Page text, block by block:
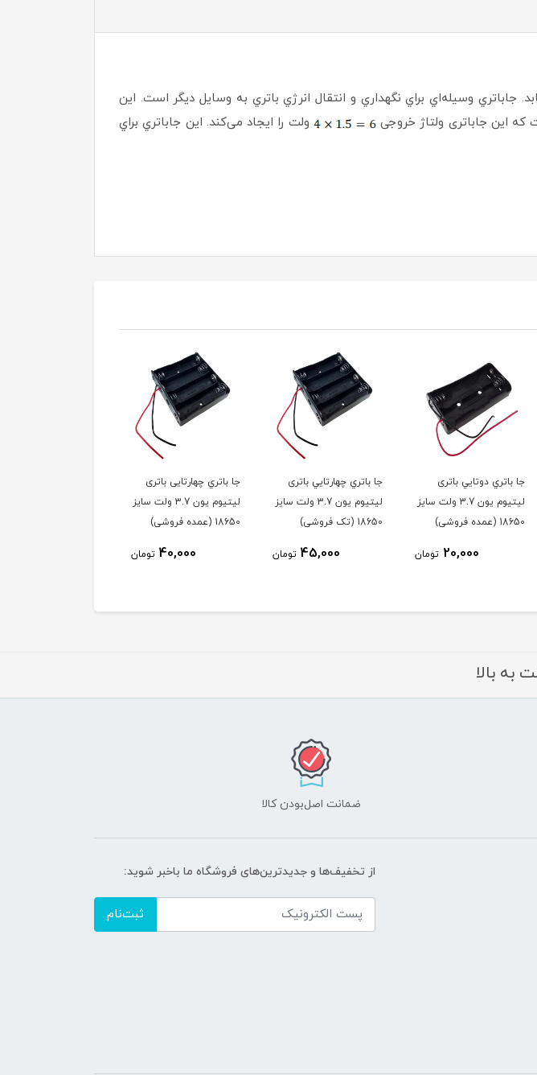
وسيله‌اي براي نگهداري و انتقال انرژي باتري به وسايل ديگر است. اين
که این جاباتری ولتاژ خروجی
ولت را ایجاد می‌کند. اين جاباتري براي
جا باتري چهارتايي باتری
لیتیوم یون 3.7 ولت سایز
18650 (تک فروشی)
45,000 تومان
جا باتري چهارتایی باتری
لیتیوم یون 3.7 ولت سایز
18650 (عمده فروشی)
40,000 تومان
جا باتري سه‌تايي باتری
لیتیوم یون 3.7 ولت سایز
18650 (تک فروشی)
35,000 تومان
به بالا
ضمانت اصل‌بودن کالا
از تخفیف‌ها و جدیدترین‌های فروشگاه ما باخبر شوید:
ثبت‌نام